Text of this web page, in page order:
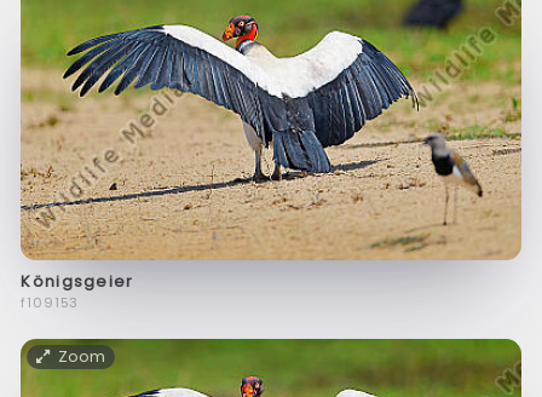
Königsgeier
f109153
Zoom